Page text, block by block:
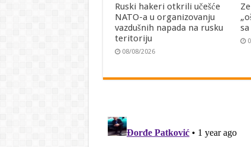
Ruski hakeri otkrili učešće
NATO-a u organizovanju
vazdušnih napada na rusku
teritoriju
08/08/2026